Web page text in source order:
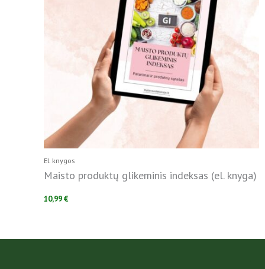
El. knygos
Maisto produktų glikeminis indeksas (el. knyga)
10,99€